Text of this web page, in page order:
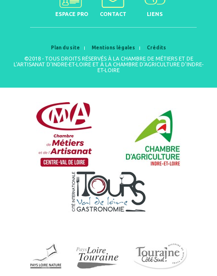
ESPACE PRO CONTACT LIENS
Plan du site Mentions légales Crédits
©2018 - TOUS DROITS RÉSERVÉS À LA CHAMBRE DE MÉTIERS ET DE
L'ARTISANAT D'INDRE-ET-LOIRE ET À LA CHAMBRE D'AGRICULTURE D'INDRE-
ET-LOIRE